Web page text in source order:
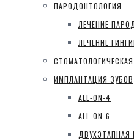
ПАРОДОНТОЛОГИЯ
ЛЕЧЕНИЕ
ЛЕЧЕНИЕ
ИМПЛАНТАЦИЯ ЗУБОВ
ALL-ON-4
ALL-ON-6
ДВУХЭТАПНАЯ